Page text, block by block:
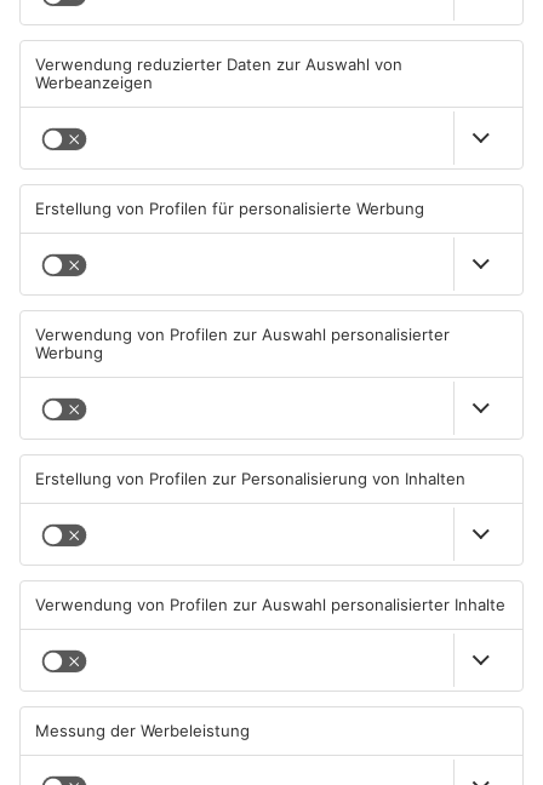
TOPNEWS
Mann schießt in Neuberg mit
Schreckschusswaffe auf
Busfahrer
07.08.2026, 07:12 UHR IN MAIN-
Schwerer Unfall zwischen
Langenselbolder Dreieck und
07.08.2026, 07:07 UHR IN MAIN-
Ausstellung in Bruchköbel
Klimawandel"
07.08.2026, 05:00 UHR IN MAIN-
KINZIG-KREIS
Wohnhausbrand in Maintal:
06.08.2026, 15:42 UHR IN MAIN-